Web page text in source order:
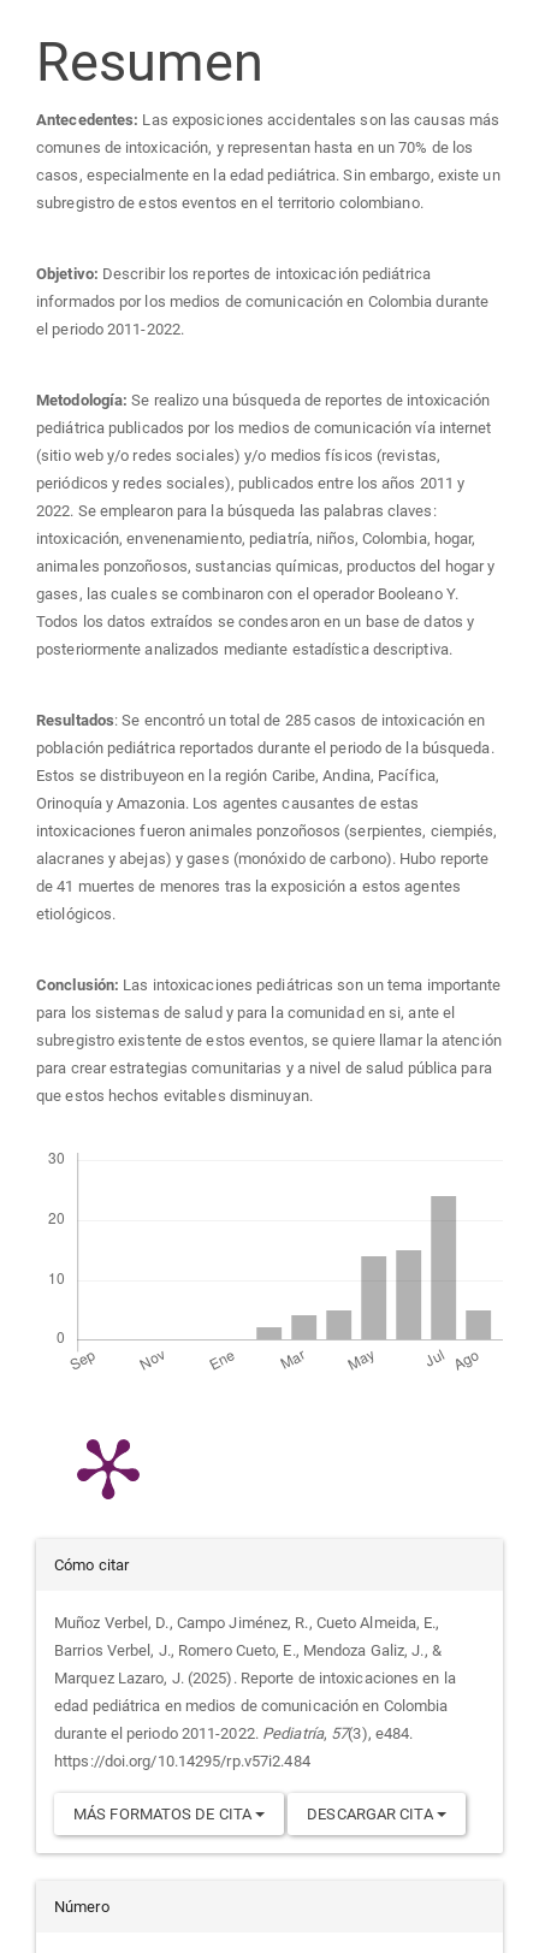
Resumen
Antecedentes: Las exposiciones accidentales son las causas más
comunes de intoxicación, y representan hasta en un 70% de los
casos, especialmente en la edad pediátrica. Sin embargo, existe un
subregistro de estos eventos en el territorio colombiano.
Objetivo: Describir los reportes de intoxicación pediátrica
informados por los medios de comunicación en Colombia durante
el periodo 2011-2022.
Metodología:Se realizo una búsqueda de reportes de intoxicación
pediátrica publicados por los medios de comunicación vía internet
(sitio web y/o redes sociales) y/o medios físicos (revistas,
periódicos y redes sociales), publicados entre los años 2011 y
2022. Se emplearon para la búsqueda las palabras claves:
intoxicación, envenenamiento, pediatría, niños, Colombia, hogar,
animales ponzoñosos, sustancias químicas, productos del hogar y
gases, las cuales se combinaron con el operador Booleano Y.
Todos los datos extraídos se condesaron en un base de datos y
posteriormente analizados mediante estadística descriptiva.
Resultados: Se encontró un total de 285 casos de intoxicación en
población pediátrica reportados durante el periodo de la búsqueda.
Estos se distribuyeon en la región Caribe, Andina, Pacífica,
Orinoquía y Amazonia. Los agentes causantes de estas
intoxicaciones fueron animales ponzoñosos (serpientes, ciempiés,
alacranes y abejas) y gases (monóxido de carbono). Hubo reporte
de 41 muertes de menores tras la exposición a estos agentes
etiológicos.
Conclusión: Las intoxicaciones pediátricas son un tema importante
para los sistemas de salud y para la comunidad en si, ante el
subregistro existente de estos eventos, se quiere llamar la atención
para crear estrategias comunitarias y a nivel de salud pública para
que estos hechos evitables disminuyan.
Detalles
del
artículo
Cómo citar
Muñoz Verbel, D., Campo Jiménez, R., Cueto Almeida, E.,
Barrios Verbel, J., Romero Cueto, E., Mendoza Galiz, J., &
Marquez Lazaro, J. (2025). Reporte de intoxicaciones en la
edad pediátrica en medios de comunicación en Colombia
durante el periodo 2011-2022. Pediatría, 57(3), e484.
https://doi.org/10.14295/rp.v57i2.484
MÁS FORMATOS DE CITA DESCARGAR CITA
Número